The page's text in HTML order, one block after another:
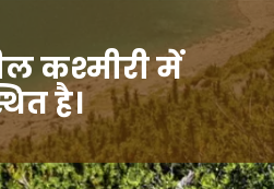
कश्मीरी में
स्थित है।